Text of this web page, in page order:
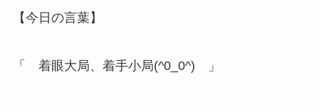
【今日の言葉】
「 着眼大局、着手小局(^0_0^) 」